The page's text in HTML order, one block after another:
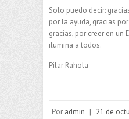
Solo puedo decir:
por la ayuda, gracias
gracias, por creer en un
ilumina a todos.
Pilar Rahola
Por admin | 21 de